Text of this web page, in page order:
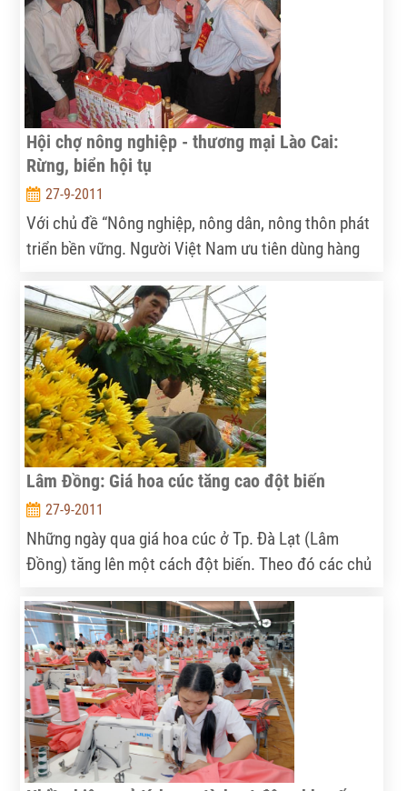
đang hăng say làm đất, đưa cây giống xuống trồng
cho kịp vụ đông sớm...
Hội chợ nông nghiệp - thương mại Lào Cai:
Rừng, biển hội tụ
27-9-2011
Với chủ đề “Nông nghiệp, nông dân, nông thôn phát
triển bền vững. Người Việt Nam ưu tiên dùng hàng
Cai năm 2011 đã thu hút hàng nghìn người tham
quan, mua sắm ngay trong đêm khai mạc (24.9).
Lâm Đồng: Giá hoa cúc tăng cao đột biến
27-9-2011
Những ngày qua giá hoa cúc ở Tp. Đà Lạt (Lâm
Đồng) tăng lên một cách đột biến. Theo đó các chủ